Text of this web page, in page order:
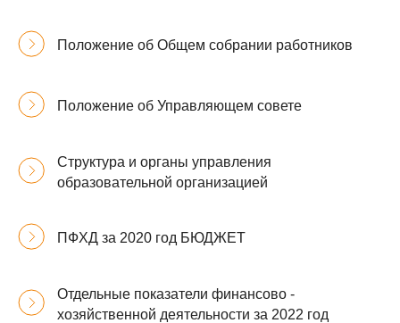
Положение об Общем собрании работников
Положение об Управляющем совете
Структура и органы управления
образовательной организацией
ПФХД за 2020 год БЮДЖЕТ
Отдельные показатели финансово -
хозяйственной деятельности за 2022 год